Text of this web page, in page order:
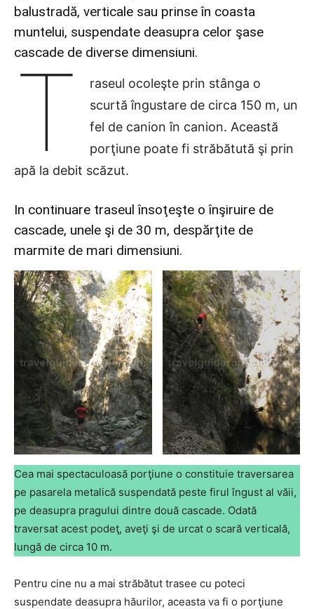
balustradă, verticale sau prinse în coasta
muntelui, suspendate deasupra celor şase
cascade de diverse dimensiuni.
T
raseul ocoleşte prin stânga o
scurtă îngustare de circa 150 m, un
fel de canion în canion. Această
porţiune poate fi străbătută şi prin
apă la debit scăzut.
In continuare traseul însoţeşte o înşiruire de
cascade, unele şi de 30 m, despărţite de
marmite de mari dimensiuni.
Cea mai spectaculoasă porţiune o constituie traversarea
pe pasarela metalică suspendată peste firul îngust al văii,
pe deasupra pragului dintre două cascade. Odată
traversat acest podeţ, aveţi şi de urcat o scară verticală,
lungă de circa 10 m.
Pentru cine nu a mai străbătut trasee cu poteci
suspendate deasupra hăurilor, aceasta va fi o porţiune